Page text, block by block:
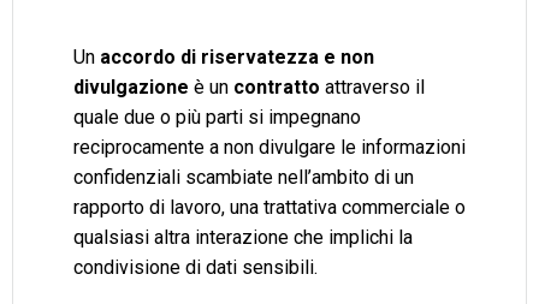
Un accordo di riservatezza e non
divulgazione è un contratto attraverso il
quale due o più parti si impegnano
reciprocamente a non divulgare le informazioni
confidenziali scambiate nell’ambito di un
rapporto di lavoro, una trattativa commerciale o
qualsiasi altra interazione che implichi la
condivisione di dati sensibili.